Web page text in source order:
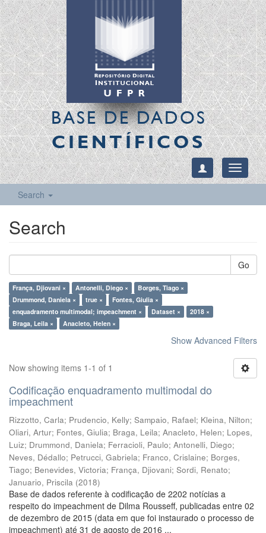
BASE DE DADOS
CIENTÍFICOS
Toggle
Search
Search
Go
França, Djiovani × Antonelli, Diego ×
Borges, Tiago ×
Drummond, Daniela ×
true ×
Fontes, Giulia ×
enquadramento multimodal; impeachment ×
Dataset ×
2018 ×
Braga, Leila ×
Anacleto, Helen ×
Show Advanced Filters
Now showing items 1-1 of 1
Codificação enquadramento multimodal do
impeachment
Rizzotto, Carla; Prudencio, Kelly; Sampaio, Rafael; Kleina, Nilton;
Oliari, Artur; Fontes, Giulia; Braga, Leila; Anacleto, Helen; Lopes,
Luiz; Drummond, Daniela; Ferracioli, Paulo; Antonelli, Diego;
Neves, Dédallo; Petrucci, Gabriela; Franco, Crislaine; Borges,
Tiago; Benevides, Victoria; França, Djiovani; Sordi, Renato;
Januario, Priscila (2018)
Base de dados referente à codificação de 2202 notícias a
respeito do impeachment de Dilma Rousseff, publicadas entre 02
de dezembro de 2015 (data em que foi instaurado o processo de
impeachment) até 31 de agosto de 2016 ...